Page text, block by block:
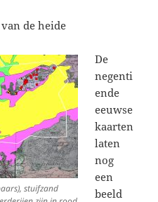
de heide
stuifzand
De
negenti
ende
eeuwse
kaarten
laten
nog
een
beeld